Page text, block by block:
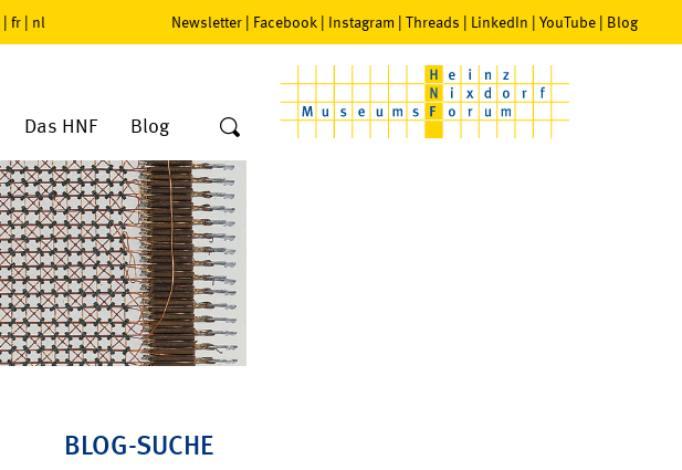
| fr | nl Newsletter | Facebook | Instagram | Threads | LinkedIn | YouTube | Blog
Das HNF Blog
BLOG-SUCHE